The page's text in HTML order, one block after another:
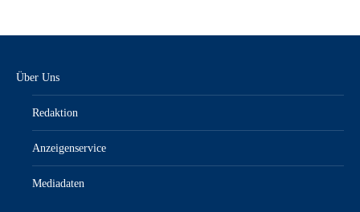
Über Uns
Redaktion
Anzeigenservice
Mediadaten